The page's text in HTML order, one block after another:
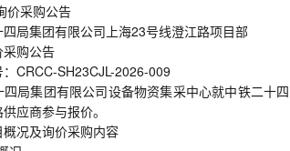
价采购公告
四局集团有限公司上海23号线澄江路项目部
购公告
CRCC-SH23CJL-2026-009
四局集团有限公司设备物资集采中心就中铁二十
应商参与报价。
况及询价采购内容